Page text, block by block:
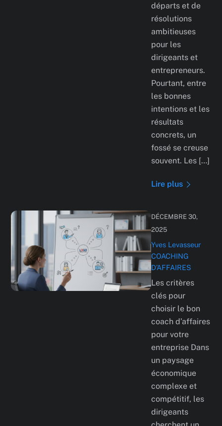
départs et de
résolutions
ambitieuses
pour les
dirigeants et
entrepreneurs.
Pourtant, entre
les bonnes
intentions et les
résultats
concrets, un
fossé se creuse
souvent. Les […]
Lire plus
DÉCEMBRE 30,
2025
Yves Levasseur
COACHING
D’AFFAIRES
Les critères
clés pour
choisir le bon
coach d’affaires
pour votre
entreprise Dans
un paysage
économique
complexe et
compétitif, les
dirigeants